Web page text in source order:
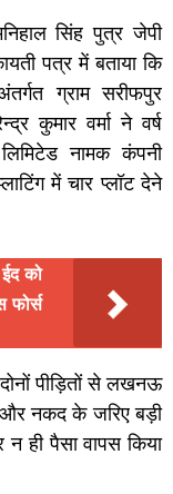
सिंह पुत्र जेपी
पत्र में बताया कि
ग्राम सरीफपुर
कुमार वर्मा ने वर्ष
नामक कंपनी
में चार प्लॉट देने
को
फोर्स
पीड़ितों से लखनऊ
नकद के जरिए बड़ी
ही पैसा वापस किया